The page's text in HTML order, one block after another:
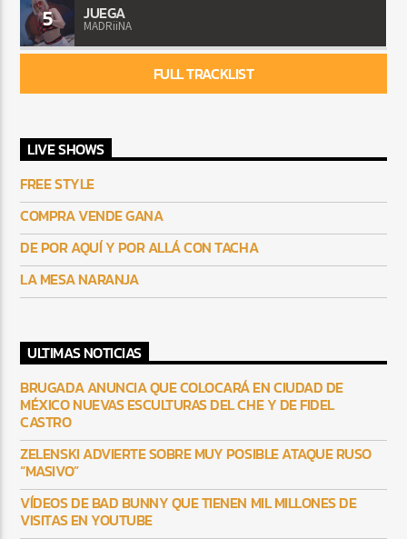
5 JUEGA
MADRiiNA
FULL TRACKLIST
LIVE SHOWS
FREE STYLE
COMPRA VENDE GANA
DE POR AQUÍ Y POR ALLÁ CON TACHA
LA MESA NARANJA
ULTIMAS NOTICIAS
BRUGADA ANUNCIA QUE COLOCARÁ EN CIUDAD DE
MÉXICO NUEVAS ESCULTURAS DEL CHE Y DE FIDEL
CASTRO
ZELENSKI ADVIERTE SOBRE MUY POSIBLE ATAQUE RUSO
“MASIVO”
VÍDEOS DE BAD BUNNY QUE TIENEN MIL MILLONES DE
VISITAS EN YOUTUBE